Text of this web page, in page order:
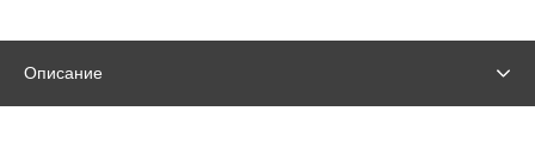
Описание